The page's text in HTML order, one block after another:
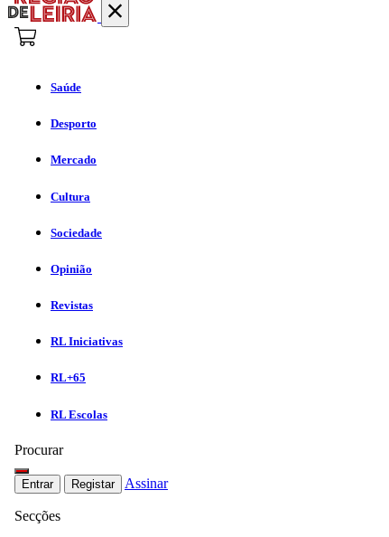
Saúde
Desporto
Mercado
Cultura
Sociedade
Opinião
Revistas
RL Iniciativas
RL+65
RL Escolas
Procurar
Entrar Registar Assinar
Secções